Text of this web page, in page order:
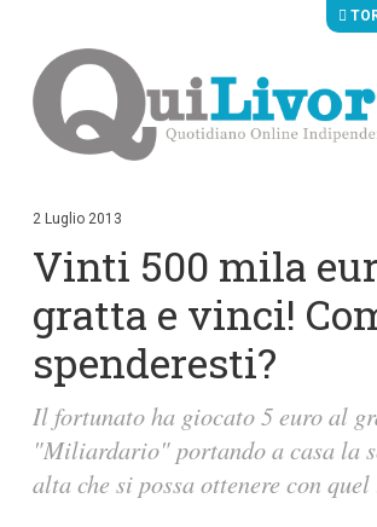
i
i
c
n
t
e
n
t
2 Luglio 2013
Vinti 500 mila
gratta e vinci!
spenderesti?
Il fortunato ha giocato 5 euro al
"Miliardario" portando a casa la
alta che si possa ottenere con